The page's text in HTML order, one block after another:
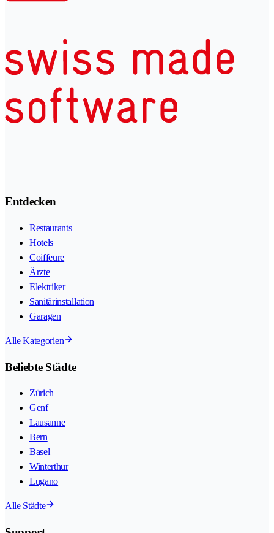
Entdecken
Restaurants
Hotels
Coiffeure
Ärzte
Elektriker
Sanitärinstallation
Garagen
Alle Kategorien
Beliebte Städte
Zürich
Genf
Lausanne
Bern
Basel
Winterthur
Lugano
Alle Städte